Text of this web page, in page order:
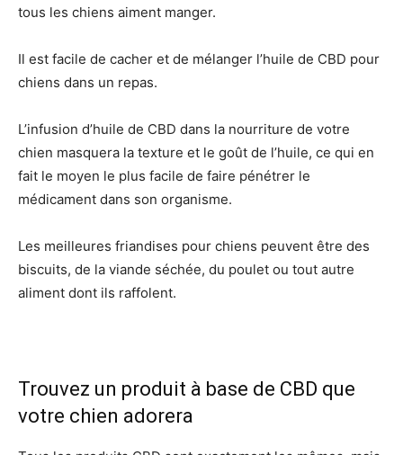
tous les chiens aiment manger.
Il est facile de cacher et de mélanger l’huile de CBD pour
chiens dans un repas.
L’infusion d’huile de CBD dans la nourriture de votre
chien masquera la texture et le goût de l’huile, ce qui en
fait le moyen le plus facile de faire pénétrer le
médicament dans son organisme.
Les meilleures friandises pour chiens peuvent être des
biscuits, de la viande séchée, du poulet ou tout autre
aliment dont ils raffolent.
Trouvez un produit à base de CBD que
votre chien adorera